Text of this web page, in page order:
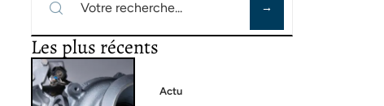
Les plus récents
Actu